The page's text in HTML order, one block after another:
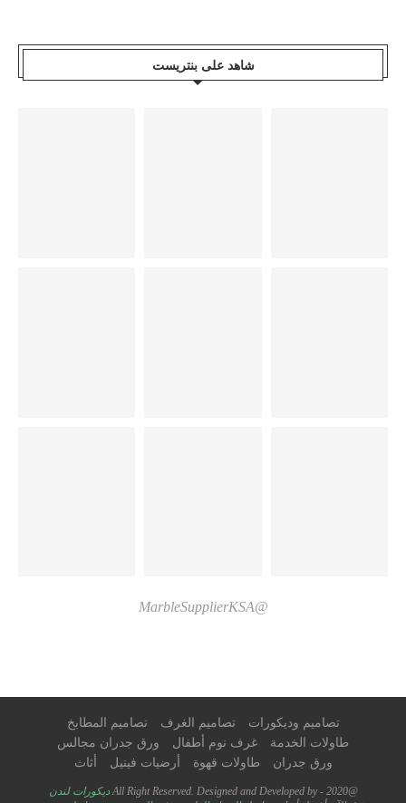
شاهد على بنتريست
@MarbleSupplierKSA
تصاميم وديكورات تصاميم الغرف
تصاميم المطابخ
طاولات الخدمة
غرف نوم أطفال
ورق جدران مجالس
ورق جدران
طاولات قهوة أرضيات فينيل أثاث
@2020 - All Right Reserved. Designed and Developed by
ديكورات لندن